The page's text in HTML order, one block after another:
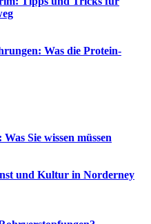
Was die Protein-
Sie wissen müssen
und Kultur in Norderney